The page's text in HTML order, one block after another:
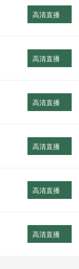
高清直播
高清直播
高清直播
高清直播
高清直播
高清直播